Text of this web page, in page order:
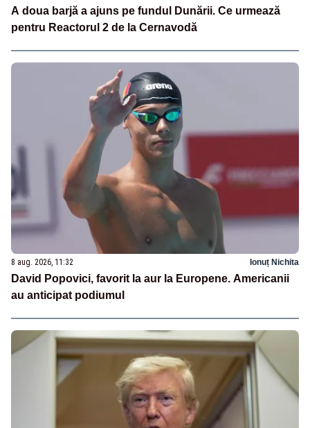
A doua barjă a ajuns pe fundul Dunării. Ce urmează
pentru Reactorul 2 de la Cernavodă
8 aug. 2026, 11:32 Ionuț Nichita
David Popovici, favorit la aur la Europene. Americanii
au anticipat podiumul